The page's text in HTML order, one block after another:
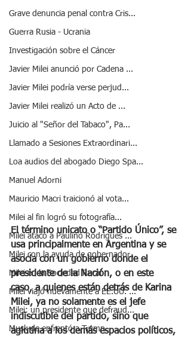
Grave denuncia penal contra Cris...
Guerra Rusia - Ucrania
Investigación sobre el Cáncer
Javier Milei anunció por Cadena ...
Javier Milei podría verse perjud...
Javier Milei realizó un Acto de ...
Juicio al "Señor del Tabaco", Pa...
Llamado a Sesiones Extraordinari...
Loa audios del abogado Diego Spa...
Manuel Adorni
Mauricio Macri traicionó al vota...
Milei al fin logró su fotografía...
Milei atacó a Paulino Rodrigues ...
Milei con la ayuda de gobernador...
Milei en la Sociedad Rural
Milei viajó nuevamente a EE.UU. ...
Milei: un presidente que defraud...
Musk de enfrentó a Trump
El término unicato o “Partido Único”, se
usa principalmente en Argentina y se
asocia con un gobierno donde el
presidente de la Nación, o en este
caso, a quienes están detrás de Karina
Milei, ya no solamente es el jefe
indiscutible del partido, sino que
aglutina a los demás espacios políticos,